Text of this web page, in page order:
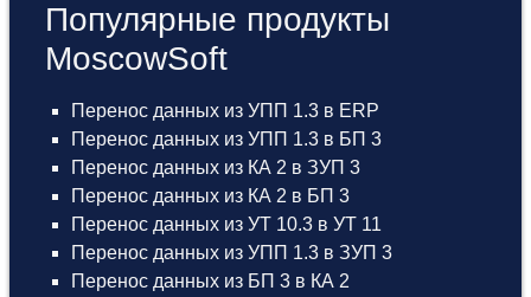
Популярные продукты
MoscowSoft
Перенос данных из УПП 1.3 в ERP
Перенос данных из УПП 1.3 в БП 3
Перенос данных из КА 2 в ЗУП 3
Перенос данных из КА 2 в БП 3
Перенос данных из УТ 10.3 в УТ 11
Перенос данных из УПП 1.3 в ЗУП 3
Перенос данных из БП 3 в КА 2